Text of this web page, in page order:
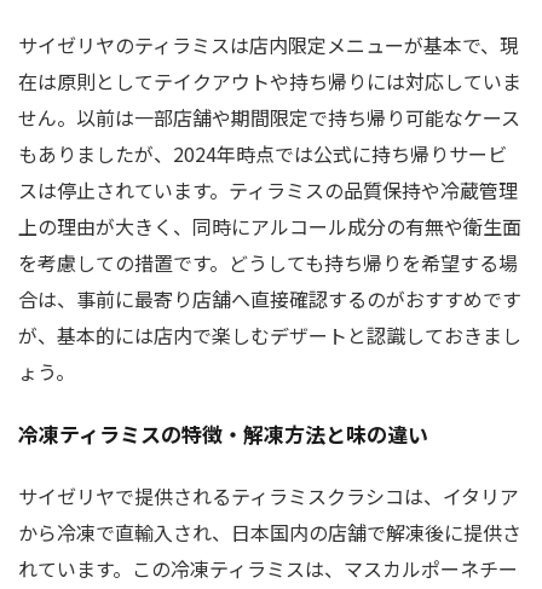
サイゼリヤのティラミスは店内限定メニューが基本で、現
在は原則としてテイクアウトや持ち帰りには対応していま
せん。以前は一部店舗や期間限定で持ち帰り可能なケース
もありましたが、2024年時点では公式に持ち帰りサービ
スは停止されています。ティラミスの品質保持や冷蔵管理
上の理由が大きく、同時にアルコール成分の有無や衛生面
を考慮しての措置です。どうしても持ち帰りを希望する場
合は、事前に最寄り店舗へ直接確認するのがおすすめです
が、基本的には店内で楽しむデザートと認識しておきまし
ょう。
冷凍ティラミスの特徴・解凍方法と味の違い
サイゼリヤで提供されるティラミスクラシコは、イタリア
から冷凍で直輸入され、日本国内の店舗で解凍後に提供さ
れています。この冷凍ティラミスは、マスカルポーネチー